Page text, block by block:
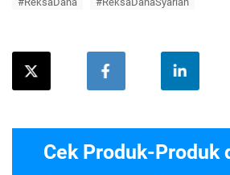
Cek Produk-Produk